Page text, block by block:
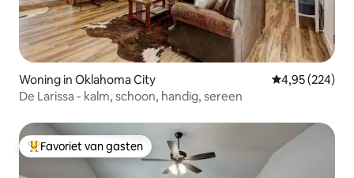
Woning in Oklahoma City Gemiddelde
4,95 (224)
De Larissa - kalm, schoon, handig, sereen
Topfavoriet van gasten
Favoriet van gasten